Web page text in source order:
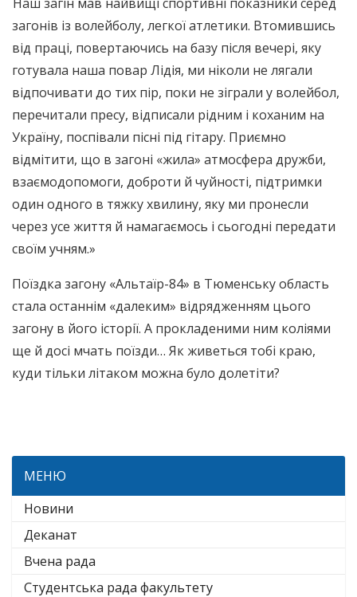
загонів із волейболу, легкої атлетики. Втомившись
від праці, повертаючись на базу після вечері, яку
готувала наша повар Лідія, ми ніколи не лягали
відпочивати до тих пір, поки не зіграли у волейбол,
перечитали пресу, відписали рідним і коханим на
Україну, поспівали пісні під гітару. Приємно
відмітити, що в загоні «жила» атмосфера дружби,
взаємодопомоги, доброти й чуйності, підтримки
один одного в тяжку хвилину, яку ми пронесли
через усе життя й намагаємось і сьогодні передати
своїм учням.»
Поїздка загону «Альтаїр-84» в Тюменську область
стала останнім «далеким» відрядженням цього
загону в його історії. А прокладеними ним коліями
ще й досі мчать поїзди… Як живеться тобі краю,
куди тільки літаком можна було долетіти?
МЕНЮ
Новини
Деканат
Вчена рада
Студентська рада факультету